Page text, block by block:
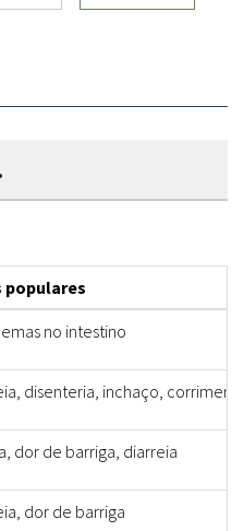
populares
no intestino
disenteria, inchaço,
dor de barriga, diarreia
dor de barriga